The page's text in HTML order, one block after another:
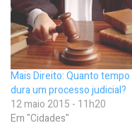
Mais Direito: Quanto tempo
dura um processo judicial?
12 maio 2015 - 11h20
Em "Cidades"